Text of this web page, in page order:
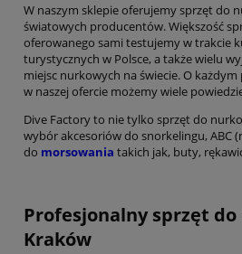
W naszym sklepie oferujemy sprzęt do
światowych producentów. Większość
oferowanego sami testujemy w trakcie
turystycznych w Polsce, a także wielu
miejsc nurkowych na świecie. O
w naszej ofercie możemy wiele
Dive Factory to nie tylko sprzęt do
wybór akcesoriów do snorkelingu, ABC
do morsowania takich jak, buty,
Profesjonalny sprzęt
Kraków